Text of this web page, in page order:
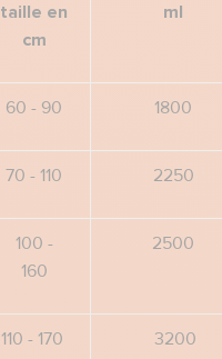
taille en
cm
ml
60 - 90 1800
70 - 110 2250
100 -
160
2500
110 - 170 3200